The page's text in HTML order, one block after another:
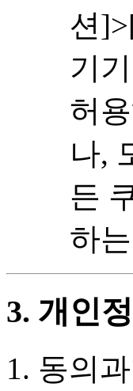
션
기
허
나,
든
하
3. 개인
동의